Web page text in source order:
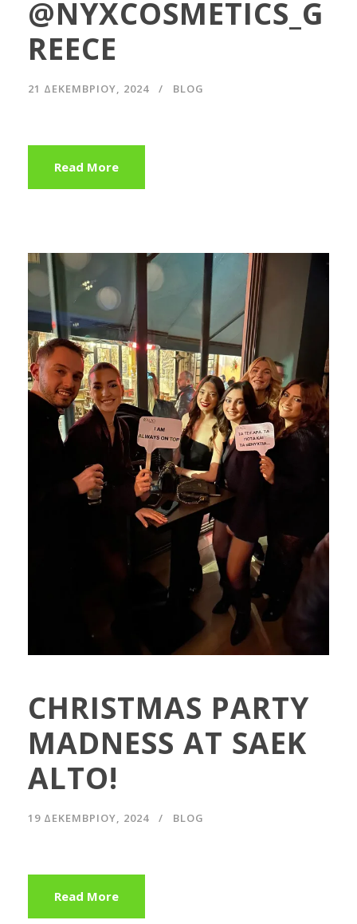
@NYXCOSMETICS_G
REECE
21 ΔΕΚΕΜΒΡΊΟΥ, 2024 BLOG
Read More
CHRISTMAS PARTY
MADNESS AT SAEK
ALTO!
19 ΔΕΚΕΜΒΡΊΟΥ, 2024 BLOG
Read More